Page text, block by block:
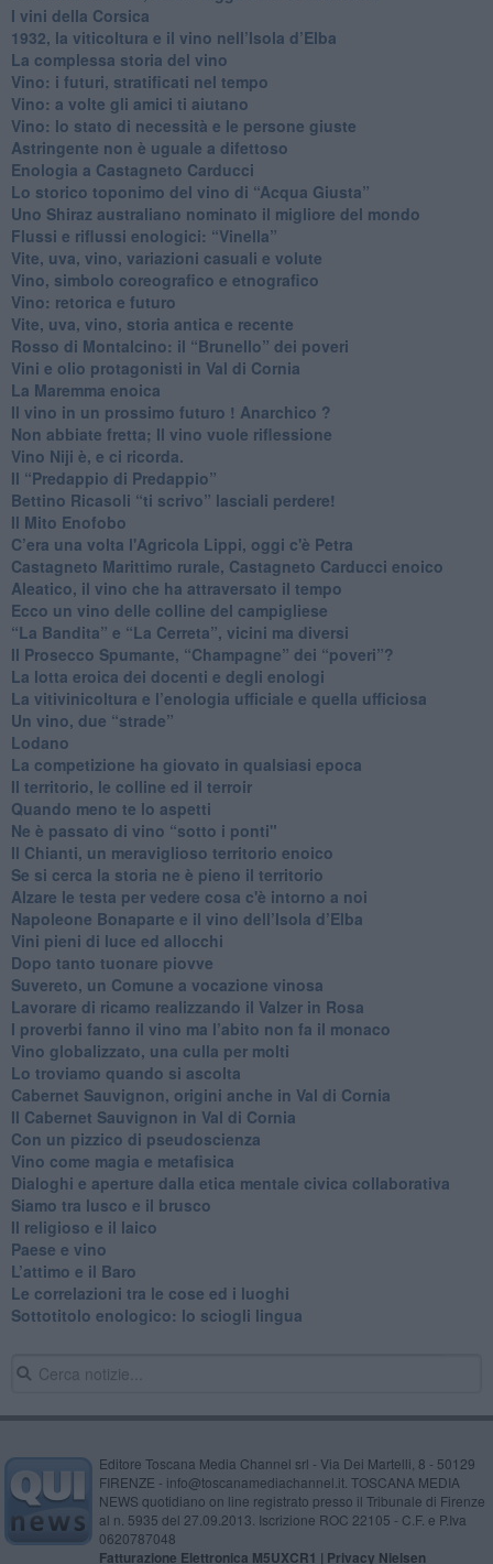
​I vini della Corsica
​1932, la viticoltura e il vino nell’Isola d’Elba
​La complessa storia del vino
​Vino: i futuri, stratificati nel tempo
Vino: a volte gli amici ti aiutano
Vino: lo stato di necessità e le persone giuste
​Astringente non è uguale a difettoso
Enologia a Castagneto Carducci
Lo storico toponimo del vino di “Acqua Giusta”
Uno Shiraz australiano nominato il migliore del mondo
​Flussi e riflussi enologici: “Vinella”
Vite, uva, vino, variazioni casuali e volute
Vino, simbolo coreografico e etnografico
​Vino: retorica e futuro
​Vite, uva, vino, storia antica e recente
​Rosso di Montalcino: il “Brunello” dei poveri
Vini e olio protagonisti in Val di Cornia
​La Maremma enoica
Il vino in un prossimo futuro ! Anarchico ?
​Non abbiate fretta; Il vino vuole riflessione
​Vino Niji è, e ci ricorda.
Il “Predappio di Predappio”
Bettino Ricasoli “ti scrivo” lasciali perdere!
Il Mito Enofobo
​C’era una volta l'Agricola Lippi, oggi c'è Petra
​Castagneto Marittimo rurale, Castagneto Carducci enoico
Aleatico, il vino che ha attraversato il tempo
Ecco un vino delle colline del campigliese
“La Bandita” e “La Cerreta”, vicini ma diversi
​Il Prosecco Spumante, “Champagne” dei “poveri”?
​La lotta eroica dei docenti e degli enologi
​La vitivinicoltura e l’enologia ufficiale e quella ufficiosa
​Un vino, due “strade”
Lodano
​La competizione ha giovato in qualsiasi epoca
Il territorio, le colline ed il terroir
Quando meno te lo aspetti
​Ne è passato di vino “sotto i ponti"
​Il Chianti, un meraviglioso territorio enoico
​Se si cerca la storia ne è pieno il territorio
Alzare le testa per vedere cosa c'è intorno a noi
​Napoleone Bonaparte e il vino dell’Isola d’Elba
Vini pieni di luce ed allocchi
Dopo tanto tuonare piovve
Suvereto, un Comune a vocazione vinosa
Lavorare di ricamo realizzando il Valzer in Rosa
​I proverbi fanno il vino ma l’abito non fa il monaco
Vino globalizzato, una culla per molti
Lo troviamo quando si ascolta
Cabernet Sauvignon, origini anche in Val di Cornia
Il Cabernet Sauvignon in Val di Cornia
Con un pizzico di pseudoscienza
​Vino come magia e metafisica
Dialoghi e aperture dalla etica mentale civica collaborativa
Siamo tra lusco e il brusco
Il religioso e il laico
​Paese e vino
L’attimo e il Baro
Le correlazioni tra le cose ed i luoghi
​Sottotitolo enologico: lo sciogli lingua
Editore Toscana Media Channel srl - Via Dei Martelli, 8 - 50129
FIRENZE - info@toscanamediachannel.it. TOSCANA MEDIA
NEWS quotidiano on line registrato presso il Tribunale di Firenze
al n. 5935 del 27.09.2013. Iscrizione ROC 22105 - C.F. e P.Iva
0620787048
Fatturazione Elettronica M5UXCR1 | Privacy Nielsen